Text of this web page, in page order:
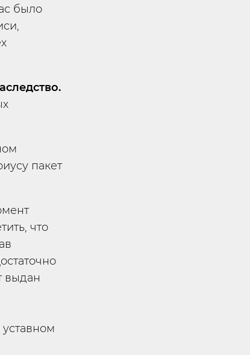
было
пакет
что
выдан